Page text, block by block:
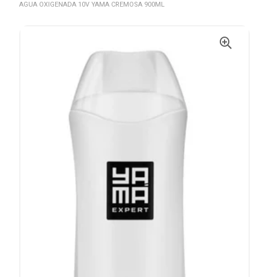
AGUA OXIGENADA 10V YAMA CREMOSA 900ML